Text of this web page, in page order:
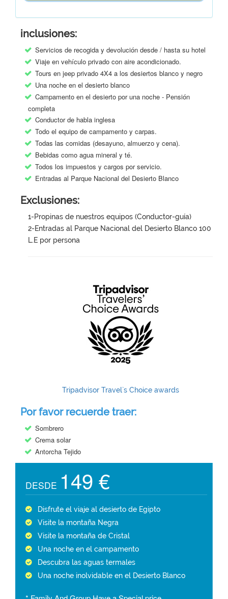
inclusiones:
Servicios de recogida y devolución desde / hasta su hotel
Viaje en vehículo privado con aire acondicionado.
Tours en jeep privado 4X4 a los desiertos blanco y negro
Una noche en el desierto blanco
Campamento en el desierto por una noche - Pensión
completa
Conductor de habla inglesa
Todo el equipo de campamento y carpas.
Todas las comidas (desayuno, almuerzo y cena).
Bebidas como agua mineral y té.
Todos los impuestos y cargos por servicio.
Entradas al Parque Nacional del Desierto Blanco
Exclusiones:
1-Propinas de nuestros equipos (Conductor-guía)
2-Entradas al Parque Nacional del Desierto Blanco 100
L.E por persona
Tripadvisor Travel`s Choice awards
Por favor recuerde traer:
Sombrero
Crema solar
Antorcha Tejido
DESDE 149 €
Disfrute el viaje al desierto de Egipto
Visite la montaña Negra
Visite la montaña de Cristal
Una noche en el campamento
Descubra las aguas termales
Una noche inolvidable en el Desierto Blanco